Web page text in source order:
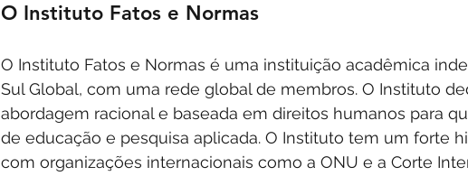
O Instituto Fatos e Normas
O Instituto Fatos e Normas é uma instituição acadêmica
Sul Global, com uma rede global de membros. O Instituto
abordagem racional e baseada em direitos humanos para
de educação e pesquisa aplicada. O Instituto tem um forte
com organizações internacionais como a ONU e a Corte